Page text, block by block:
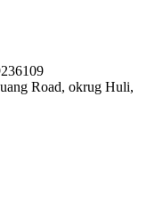
Road, okrug Huli,